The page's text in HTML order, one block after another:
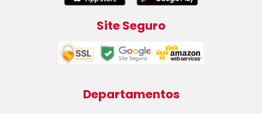
Site Seguro
Departamentos